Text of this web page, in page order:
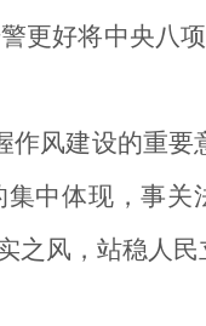
更好将中央八
作风建设的重
中体现，事
之风，站稳人